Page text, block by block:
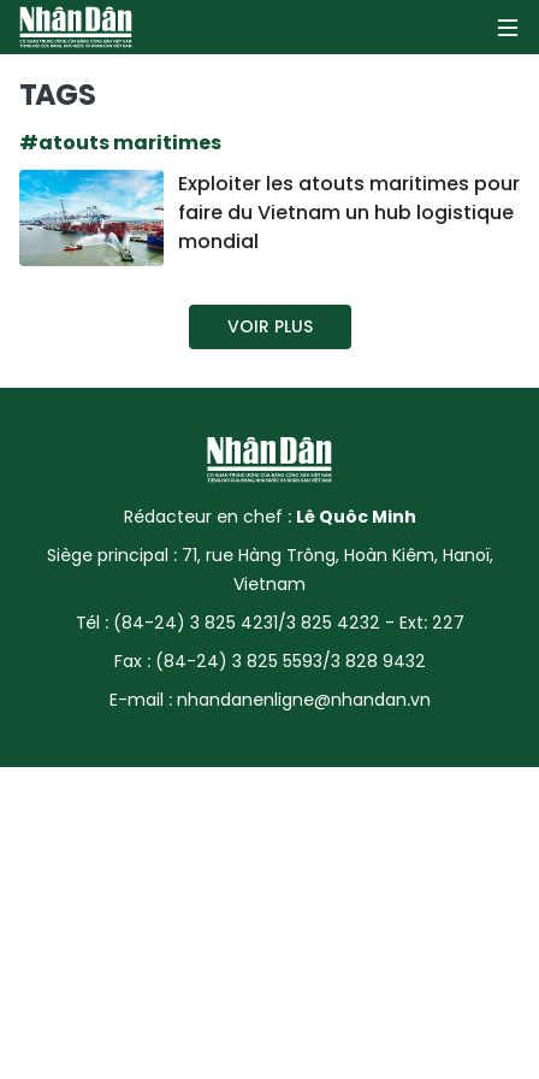
POLITIQUE
SOCIÉTÉ
CULTURE
TOURISME
ENVIRONNEMENT
SPORT
FRANCOPHONIE
TAGS
#atouts maritimes
Exploiter les atouts maritimes pour
faire du Vietnam un hub logistique
mondial
VOIR PLUS
Rédacteur en chef : Lê Quôc Minh
Siège principal : 71, rue Hàng Trông, Hoàn Kiêm, Hanoï,
Vietnam
Tél : (84-24) 3 825 4231/3 825 4232 - Ext: 227
Fax : (84-24) 3 825 5593/3 828 9432
E-mail : nhandanenligne@nhandan.vn